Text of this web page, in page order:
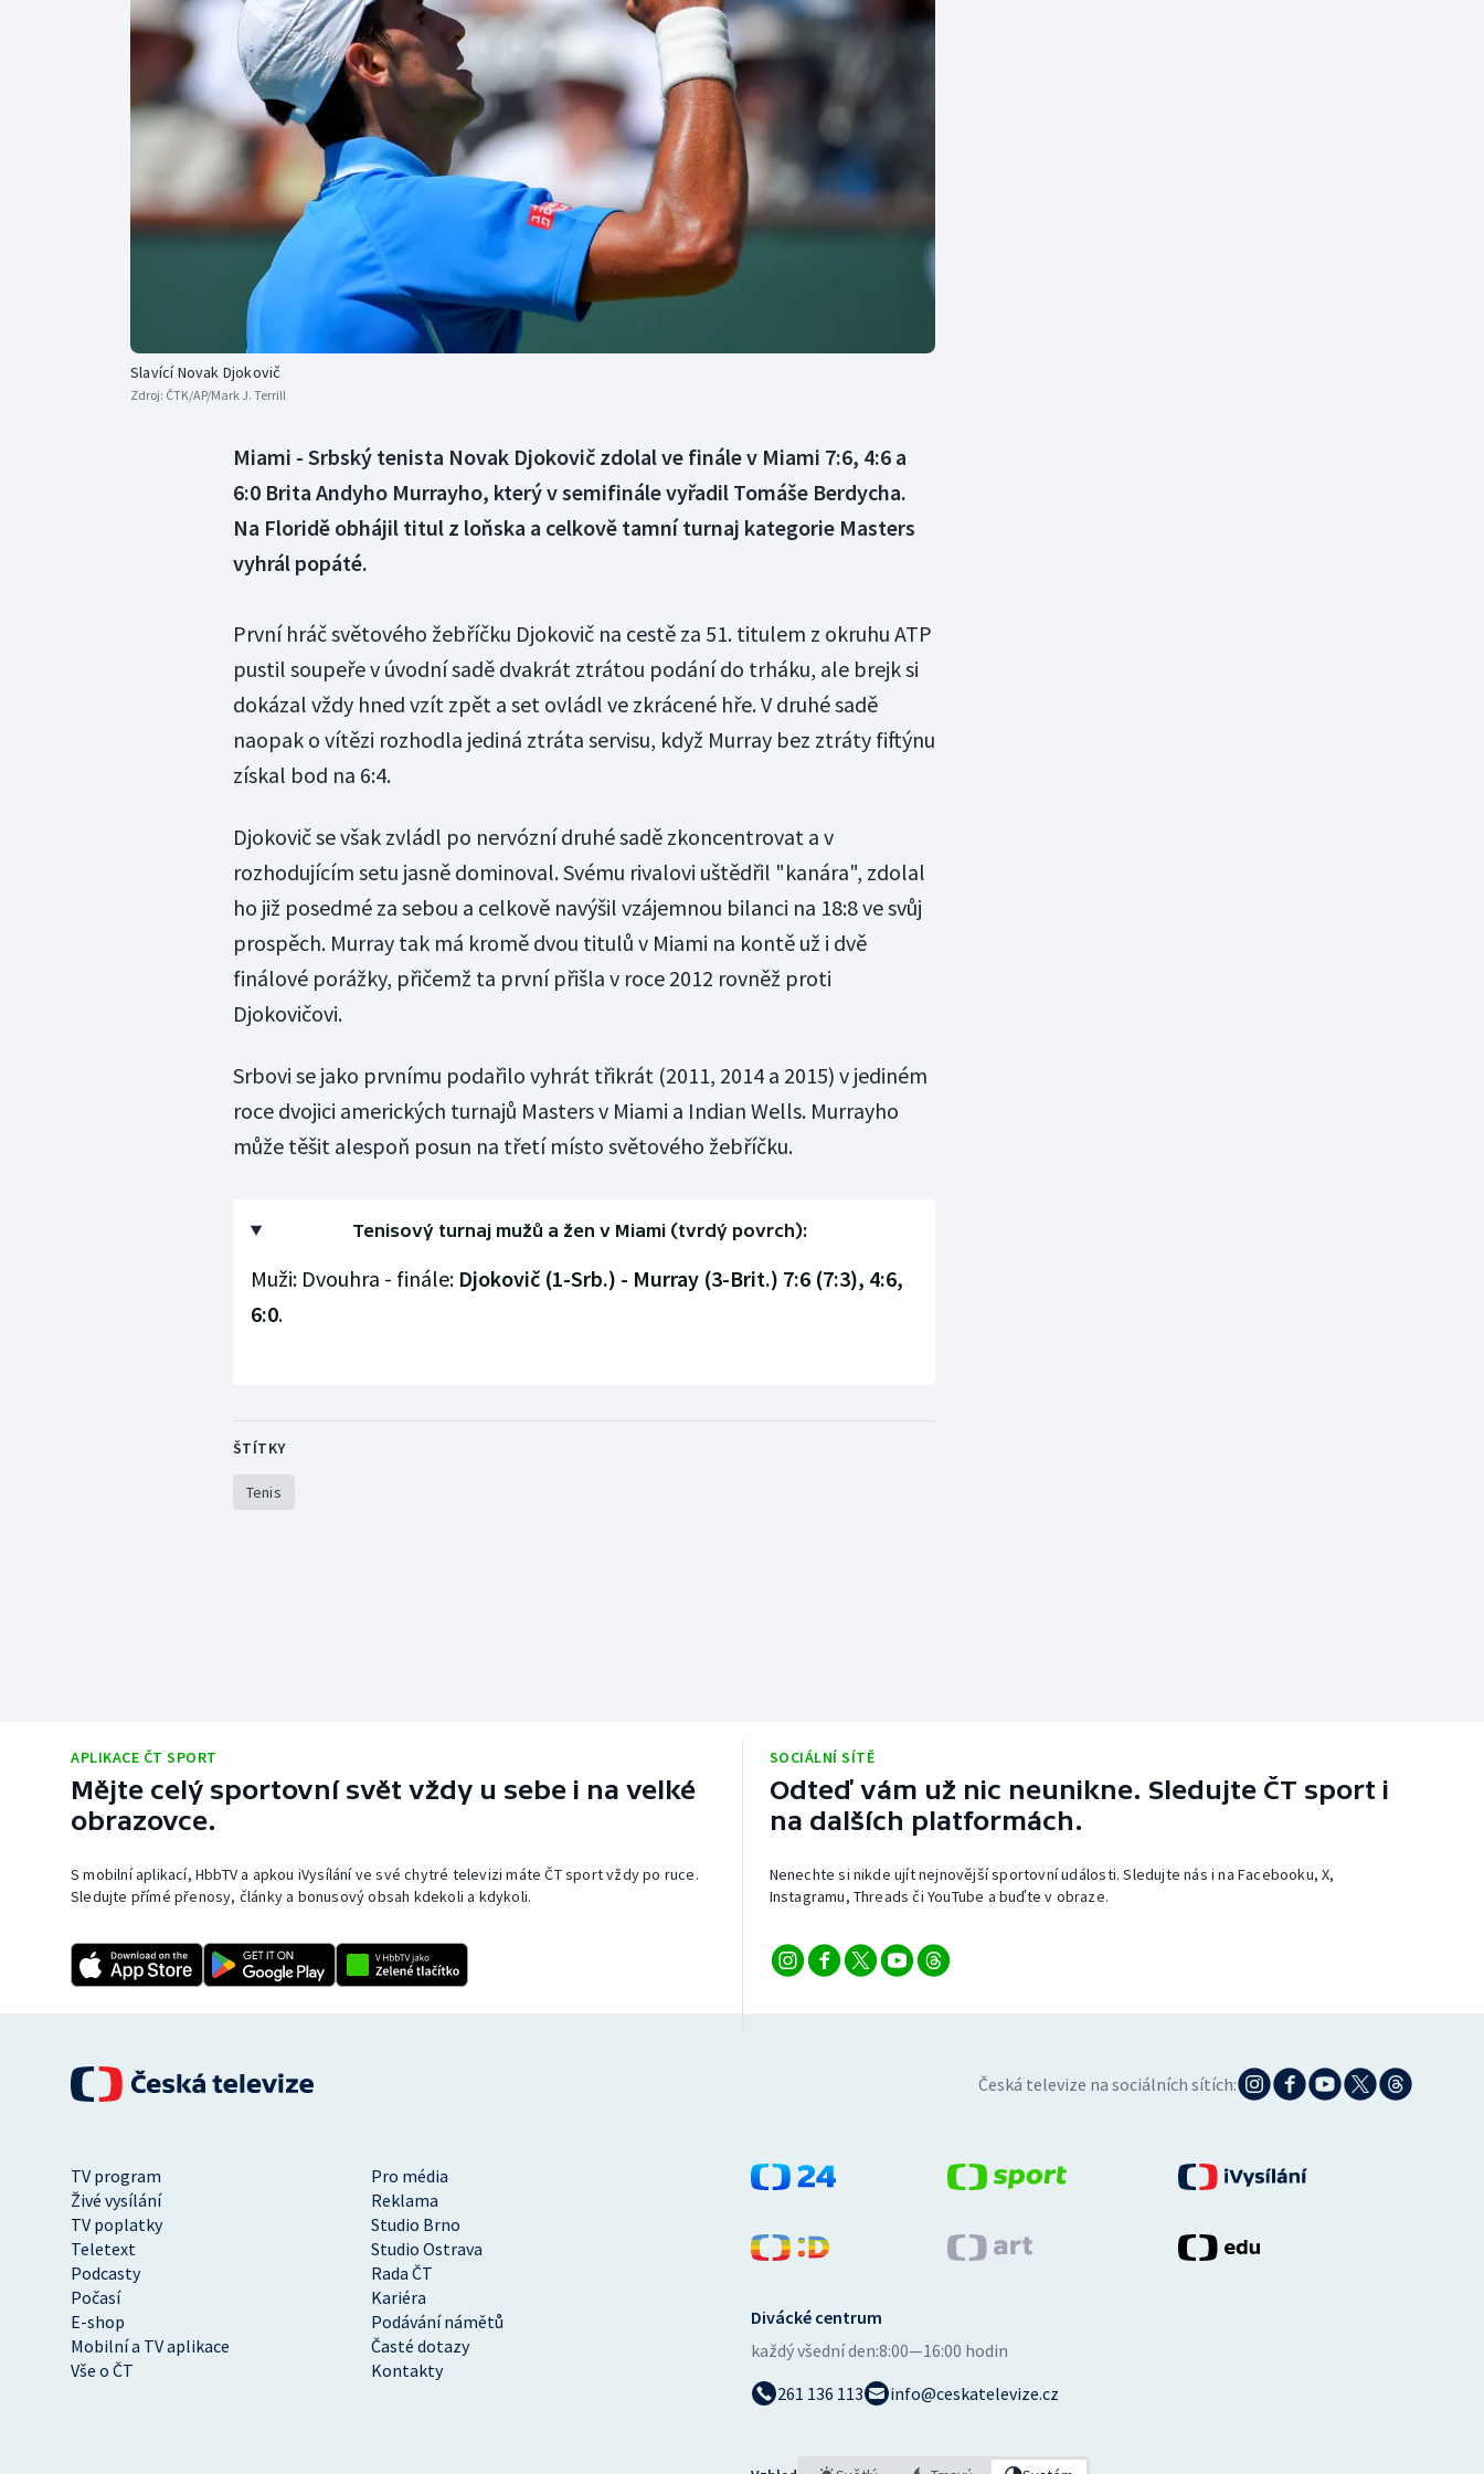
Curling
Dostihy
Florbal
Futsal
Golf
Gymnastika
Moderní pětiboj
Motorsport
Olympijské hry
Parasport
Plavání
Plážový volejbal
Triatlon
Veslování
Vodní slalom
Volejbal
Ostatní
Slavící Novak Djokovič
Zdroj: ČTK/AP/Mark J. Terrill
Miami - Srbský tenista Novak Djokovič zdolal ve finále v Miami 7:6, 4:6 a
6:0 Brita Andyho Murrayho, který v semifinále vyřadil Tomáše Berdycha.
Na Floridě obhájil titul z loňska a celkově tamní turnaj kategorie Masters
vyhrál popáté.
První hráč světového žebříčku Djokovič na cestě za 51. titulem z okruhu ATP
pustil soupeře v úvodní sadě dvakrát ztrátou podání do trháku, ale brejk si
dokázal vždy hned vzít zpět a set ovládl ve zkrácené hře. V druhé sadě
naopak o vítězi rozhodla jediná ztráta servisu, když Murray bez ztráty fiftýnu
získal bod na 6:4.
Djokovič se však zvládl po nervózní druhé sadě zkoncentrovat a v
rozhodujícím setu jasně dominoval. Svému rivalovi uštědřil "kanára", zdolal
ho již posedmé za sebou a celkově navýšil vzájemnou bilanci na 18:8 ve svůj
prospěch. Murray tak má kromě dvou titulů v Miami na kontě už i dvě
finálové porážky, přičemž ta první přišla v roce 2012 rovněž proti
Djokovičovi.
Srbovi se jako prvnímu podařilo vyhrát třikrát (2011, 2014 a 2015) v jediném
roce dvojici amerických turnajů Masters v Miami a Indian Wells. Murrayho
může těšit alespoň posun na třetí místo světového žebříčku.
Tenisový turnaj mužů a žen v Miami (tvrdý povrch):
Muži: Dvouhra - finále: Djokovič (1-Srb.) - Murray (3-Brit.) 7:6 (7:3), 4:6,
6:0.
ŠTÍTKY
Tenis
APLIKACE ČT SPORT
Mějte celý sportovní svět vždy u sebe i na velké
obrazovce.
S mobilní aplikací, HbbTV a apkou iVysílání ve své chytré televizi máte ČT sport vždy po ruce.
Sledujte přímé přenosy, články a bonusový obsah kdekoli a kdykoli.
SOCIÁLNÍ SÍTĚ
Odteď vám už nic neunikne. Sledujte ČT sport i
na dalších platformách.
Nenechte si nikde ujít nejnovější sportovní události. Sledujte nás i na Facebooku, X,
Instagramu, Threads či YouTube a buďte v obraze.
Česká televize na sociálních sítích:
TV program
Pro média
Živé vysílání
Reklama
TV poplatky
Studio Brno
Teletext
Studio Ostrava
Podcasty
Rada ČT
Počasí
Kariéra
E-shop
Podávání námětů
Mobilní a TV aplikace
Časté dotazy
Vše o ČT
Kontakty
Divácké centrum
každý všední den:8:00—16:00 hodin
261 136 113
info@ceskatelevize.cz